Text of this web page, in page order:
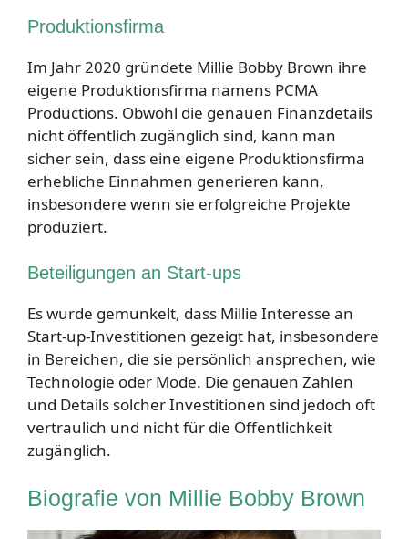
Produktionsfirma
Im Jahr 2020 gründete Millie Bobby Brown ihre
eigene Produktionsfirma namens PCMA
Productions. Obwohl die genauen Finanzdetails
nicht öffentlich zugänglich sind, kann man
sicher sein, dass eine eigene Produktionsfirma
erhebliche Einnahmen generieren kann,
insbesondere wenn sie erfolgreiche Projekte
produziert.
Beteiligungen an Start-ups
Es wurde gemunkelt, dass Millie Interesse an
Start-up-Investitionen gezeigt hat, insbesondere
in Bereichen, die sie persönlich ansprechen, wie
Technologie oder Mode. Die genauen Zahlen
und Details solcher Investitionen sind jedoch oft
vertraulich und nicht für die Öffentlichkeit
zugänglich.
Biografie von Millie Bobby Brown